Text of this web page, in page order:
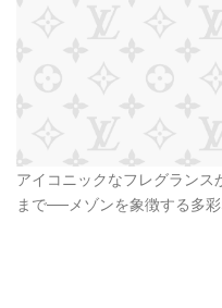
アイコニックなフレグラン
まで──メゾンを象徴する多彩